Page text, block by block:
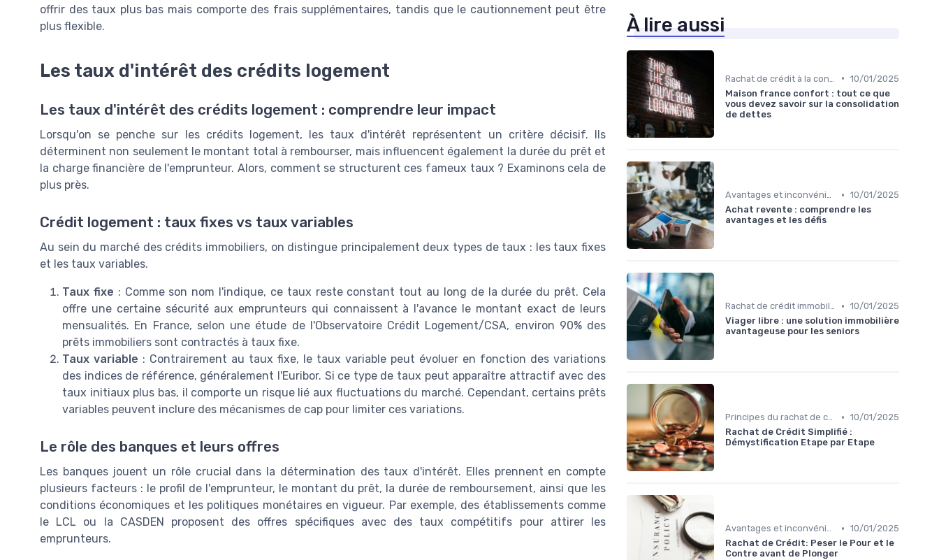
offrir des taux plus bas mais comporte des frais supplémentaires, tandis que le cautionnement peut être
plus flexible.
Les taux d'intérêt des crédits logement
Les taux d'intérêt des crédits logement : comprendre leur impact
Lorsqu'on se penche sur les crédits logement, les taux d'intérêt représentent un critère décisif. Ils
déterminent non seulement le montant total à rembourser, mais influencent également la durée du prêt et
la charge financière de l'emprunteur. Alors, comment se structurent ces fameux taux ? Examinons cela de
plus près.
Crédit logement : taux fixes vs taux variables
Au sein du marché des crédits immobiliers, on distingue principalement deux types de taux : les taux fixes
et les taux variables.
Taux fixe : Comme son nom l'indique, ce taux reste constant tout au long de la durée du prêt. Cela
offre une certaine sécurité aux emprunteurs qui connaissent à l'avance le montant exact de leurs
mensualités. En France, selon une étude de l'Observatoire Crédit Logement/CSA, environ 90% des
prêts immobiliers sont contractés à taux fixe.
Taux variable : Contrairement au taux fixe, le taux variable peut évoluer en fonction des variations
des indices de référence, généralement l'Euribor. Si ce type de taux peut apparaître attractif avec des
taux initiaux plus bas, il comporte un risque lié aux fluctuations du marché. Cependant, certains prêts
variables peuvent inclure des mécanismes de cap pour limiter ces variations.
Le rôle des banques et leurs offres
Les banques jouent un rôle crucial dans la détermination des taux d'intérêt. Elles prennent en compte
plusieurs facteurs : le profil de l'emprunteur, le montant du prêt, la durée de remboursement, ainsi que les
conditions économiques et les politiques monétaires en vigueur. Par exemple, des établissements comme
le LCL ou la CASDEN proposent des offres spécifiques avec des taux compétitifs pour attirer les
emprunteurs.
À lire aussi
• 10/01/2025
Maison france confort : tout ce que
vous devez savoir sur la consolidation
de dettes
Avantages et inconvénients • 10/01/2025
Achat revente : comprendre les
avantages et les défis
Rachat de crédit immobilier • 10/01/2025
Viager libre : une solution immobilière
avantageuse pour les seniors
Principes du rachat de crédit • 10/01/2025
Rachat de Crédit Simplifié :
Démystification Etape par Etape
Avantages et inconvénients • 10/01/2025
Rachat de Crédit: Peser le Pour et le
Contre avant de Plonger